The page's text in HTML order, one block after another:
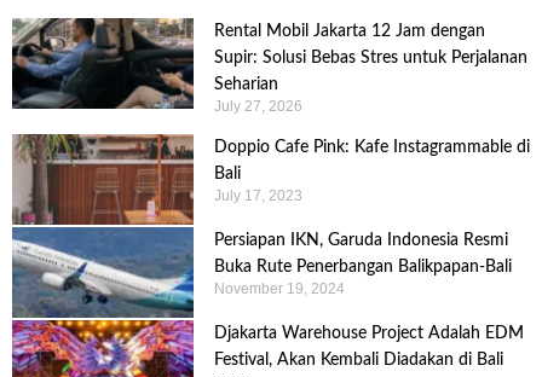
Rental Mobil Jakarta 12 Jam dengan
Supir: Solusi Bebas Stres untuk Perjalanan
Seharian
July 27, 2026
Doppio Cafe Pink: Kafe Instagrammable di
Bali
July 17, 2023
Persiapan IKN, Garuda Indonesia Resmi
Buka Rute Penerbangan Balikpapan-Bali
November 19, 2024
Djakarta Warehouse Project Adalah EDM
Festival, Akan Kembali Diadakan di Bali